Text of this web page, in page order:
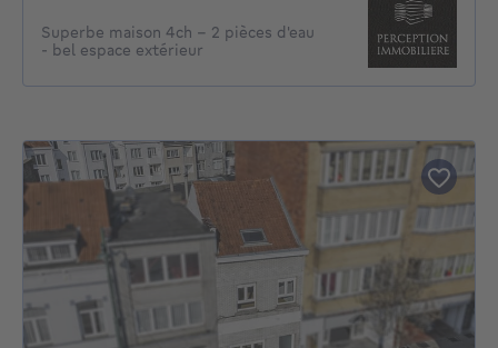
Superbe maison 4ch - 2 pièces d'eau
- bel espace extérieur